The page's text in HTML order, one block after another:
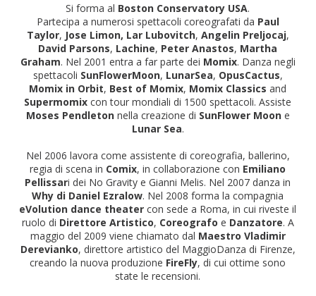
Si forma al Boston Conservatory USA.
Partecipa a numerosi spettacoli coreografati da Paul
Taylor, Jose Limon, Lar Lubovitch, Angelin Preljocaj,
David Parsons, Lachine, Peter Anastos, Martha
Graham. Nel 2001 entra a far parte dei Momix. Danza negli
spettacoli SunFlowerMoon, LunarSea, OpusCactus,
Momix in Orbit, Best of Momix, Momix Classics and
Supermomix con tour mondiali di 1500 spettacoli. Assiste
Moses Pendletonnella creazione di SunFlower Moone
Lunar Sea.
Nel 2006 lavora come assistente di coreografia, ballerino,
regia di scena in Comix, in collaborazione con Emiliano
Pellissari dei No Gravity e Gianni Melis. Nel 2007 danza in
Why di Daniel Ezralow. Nel 2008 forma la compagnia
eVolution dance theater con sede a Roma, in cui riveste il
ruolo di Direttore Artistico, Coreografo e Danzatore. A
maggio del 2009 viene chiamato dal Maestro Vladimir
Derevianko, direttore artistico del MaggioDanza di Firenze,
creando la nuova produzione FireFly, di cui ottime sono
state le recensioni.